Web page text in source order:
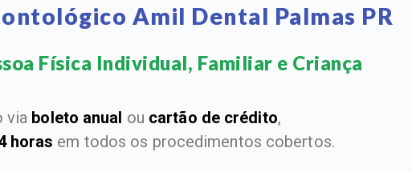
Amil Dental Palmas PR
Física Individual, Familiar e Criança​
via boleto anual ou cartão de crédito,
horas em todos os procedimentos cobertos.